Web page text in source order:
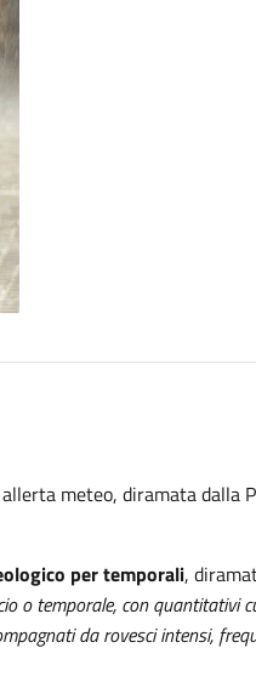
meteo, diramata dalla
per temporali,
o temporale, con quantitativi
da rovesci intensi,